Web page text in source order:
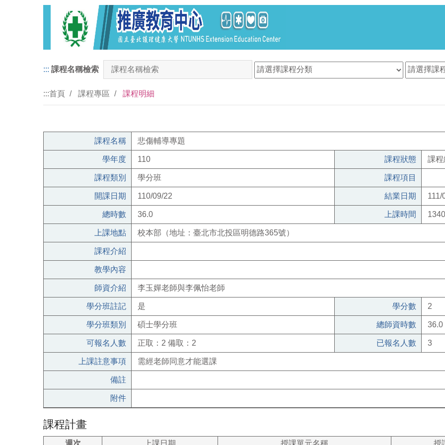
::: 課程名稱檢索
:::首頁 課程專區 課程明細
課程名稱 悲傷輔導專題
學年度 110 課程狀態 課程
課程類別 學分班 課程項目
開課日期 110/09/22 結業日期 111/
總時數 36.0 上課時間
上課地點 校本部（地址：臺北市北投區明德路365號）
課程介紹
教學內容
師資介紹 李玉嬋老師與李佩怡老師
學分班註記 是 學分數 2
學分班類別 碩士學分班 總師資時數 36.0
可報名人數 正取：2 備取：2 已報名人數 3
上課註意事項 需經老師同意才能選課
備註
附件
課程計畫